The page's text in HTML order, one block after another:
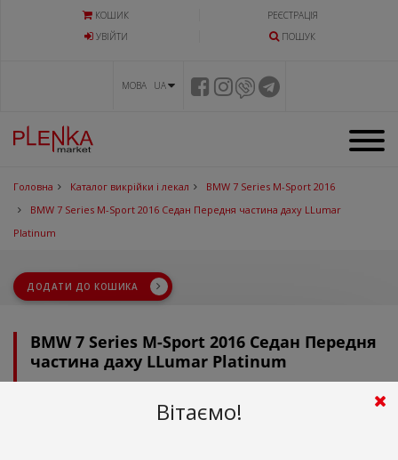
КОШИК
РЕЄСТРАЦІЯ
УВIЙТИ
ПОШУК
МОВА UA
Головна Каталог викрійки і лекал
BMW 7 Series M-Sport 2016
BMW 7 Series M-Sport 2016 Седан Передня частина даху LLumar
Platinum
ДОДАТИ ДО КОШИКА
BMW 7 Series M-Sport 2016 Седан Передня
частина даху LLumar Platinum
грн.($24.99)
Вітаємо!